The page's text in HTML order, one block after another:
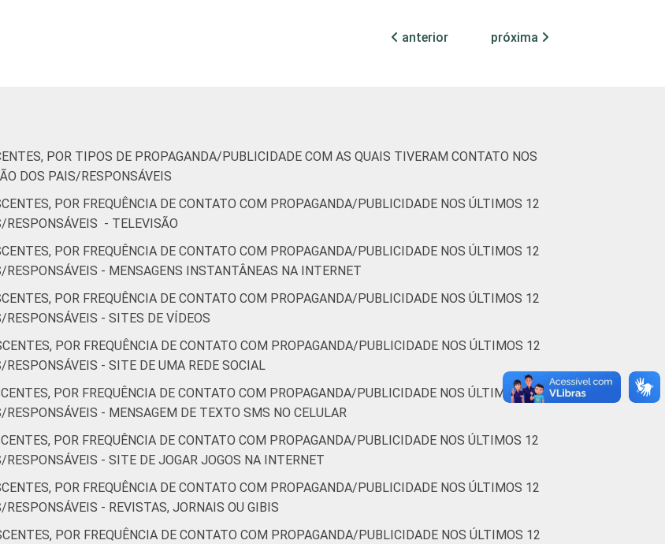
anterior próxima
POR TIPOS DE PROPAGANDA/PUBLICIDADE COM AS QUAIS TIVERAM CONTATO NOS
DOS PAIS/RESPONSÁVEIS
POR FREQUÊNCIA DE CONTATO COM PROPAGANDA/PUBLICIDADE NOS ÚLTIMOS 12
RESPONSÁVEIS - TELEVISÃO
POR FREQUÊNCIA DE CONTATO COM PROPAGANDA/PUBLICIDADE NOS ÚLTIMOS 12
RESPONSÁVEIS - MENSAGENS INSTANTÂNEAS NA INTERNET
POR FREQUÊNCIA DE CONTATO COM PROPAGANDA/PUBLICIDADE NOS ÚLTIMOS 12
RESPONSÁVEIS - SITES DE VÍDEOS
POR FREQUÊNCIA DE CONTATO COM PROPAGANDA/PUBLICIDADE NOS ÚLTIMOS 12
RESPONSÁVEIS - SITE DE UMA REDE SOCIAL
POR FREQUÊNCIA DE CONTATO COM PROPAGANDA/PUBLICIDADE NOS ÚLTIMOS 12
RESPONSÁVEIS - MENSAGEM DE TEXTO SMS NO CELULAR
POR FREQUÊNCIA DE CONTATO COM PROPAGANDA/PUBLICIDADE NOS ÚLTIMOS 12
RESPONSÁVEIS - SITE DE JOGAR JOGOS NA INTERNET
POR FREQUÊNCIA DE CONTATO COM PROPAGANDA/PUBLICIDADE NOS ÚLTIMOS 12
RESPONSÁVEIS - REVISTAS, JORNAIS OU GIBIS
POR FREQUÊNCIA DE CONTATO COM PROPAGANDA/PUBLICIDADE NOS ÚLTIMOS 12